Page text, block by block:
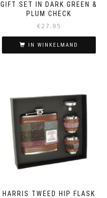
GIFT SET IN DARK GREEN &
PLUM CHECK
€27.95
IN WINKELMAND
HARRIS TWEED HIP FLASK